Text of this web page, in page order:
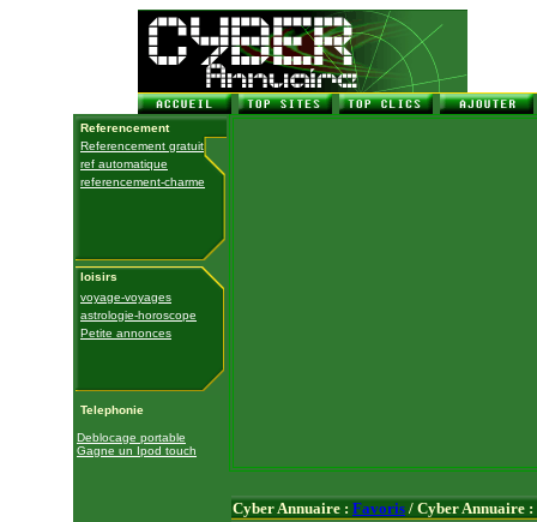
Referencement
Referencement gratuit
ref automatique
referencement-charme
loisirs
voyage-voyages
astrologie-horoscope
Petite annonces
Telephonie
Deblocage portable
Gagne un Ipod touch
Cyber Annuaire : Favoris / Cyber Annuaire :